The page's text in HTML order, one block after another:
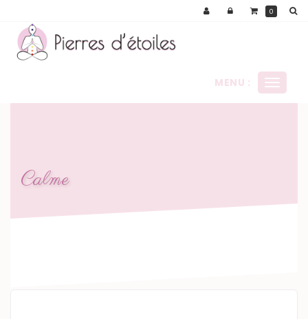
Ouvrir
le
MENU :
Calme
0